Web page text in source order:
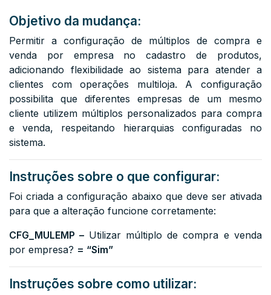
Objetivo da mudança:
Permitir a configuração de múltiplos de compra e
venda por empresa no cadastro de produtos,
adicionando flexibilidade ao sistema para atender a
clientes com operações multiloja. A configuração
possibilita que diferentes empresas de um mesmo
cliente utilizem múltiplos personalizados para compra
e venda, respeitando hierarquias configuradas no
sistema.
Instruções sobre o que configurar:
Foi criada a configuração abaixo que deve ser ativada
para que a alteração funcione corretamente:
CFG_MULEMP – Utilizar múltiplo de compra e venda
por empresa? = “Sim”
Instruções sobre como utilizar: